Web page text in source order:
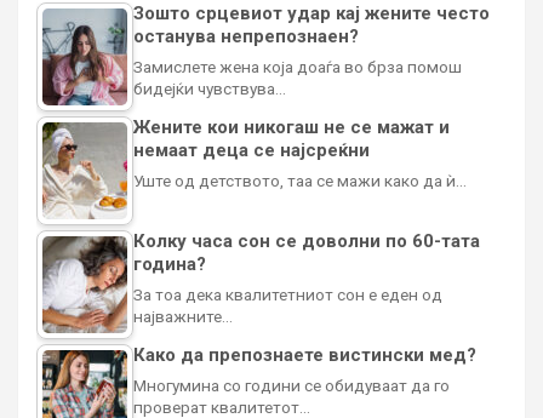
Зошто срцевиот удар кај жените често
останува непрепознаен?
Замислете жена која доаѓа во брза помош
бидејќи чувствува…
Жените кои никогаш не се мажат и
немаат деца се најсреќни
Уште од детството, таа се мажи како да ѝ…
Колку часа сон се доволни по 60-тата
година?
За тоа дека квалитетниот сон е еден од
најважните…
Како да препознаете вистински мед?
Многумина со години се обидуваат да го
проверат квалитетот…